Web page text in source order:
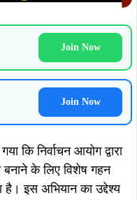
Join Now
Join Now
कि निर्वाचन आयोग द्वारा
बनाने के लिए विशेष गहन
है। इस अभियान का उद्देश्य